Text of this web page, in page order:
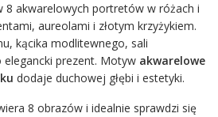
8 akwarelowych portretów w różach i
aureolami i złotym krzyżykiem.
kącika modlitewnego, sali
prezent. Motyw akwarelowe
dodaje duchowej głębi i estetyki.
8 obrazów i idealnie sprawdzi się